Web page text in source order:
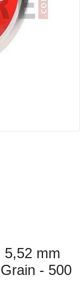
5,52 mm
- 500